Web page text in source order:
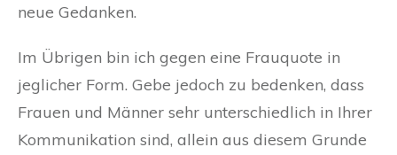
neue Gedanken.
Im Übrigen bin ich gegen eine Frauquote in
jeglicher Form. Gebe jedoch zu bedenken, dass
Frauen und Männer sehr unterschiedlich in Ihrer
Kommunikation sind, allein aus diesem Grunde